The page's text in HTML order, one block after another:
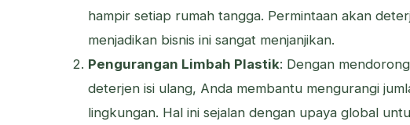
hampir setiap rumah tangga. Permintaan akan
menjadikan bisnis ini sangat menjanjikan.
Pengurangan Limbah Plastik: Dengan
deterjen isi ulang, Anda membantu mengurangi
lingkungan. Hal ini sejalan dengan upaya global